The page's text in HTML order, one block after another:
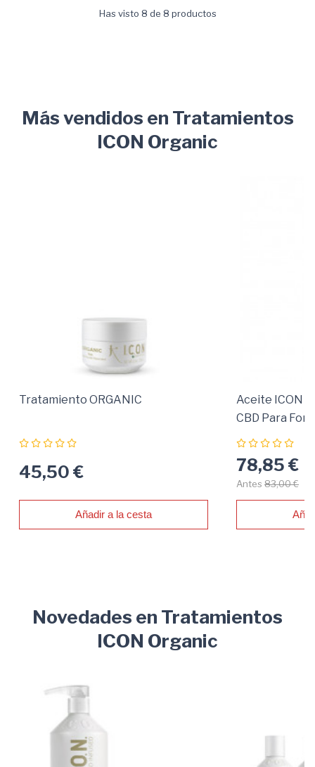
Has visto 8 de 8 productos
Más vendidos en Tratamientos
ICON Organic
Tratamiento ORGANIC
45,50 €
Añadir a la cesta
Aceite ICON
CBD Para
78,85 €
Antes 83,00 €
Novedades en Tratamientos
ICON Organic